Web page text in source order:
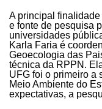
A principal
e fonte de pesquisa
universidades
Karla Faria é
Geoecologia das
técnica da RPPN.
UFG foi o primeiro a
Meio Ambiente do
expectativas, a